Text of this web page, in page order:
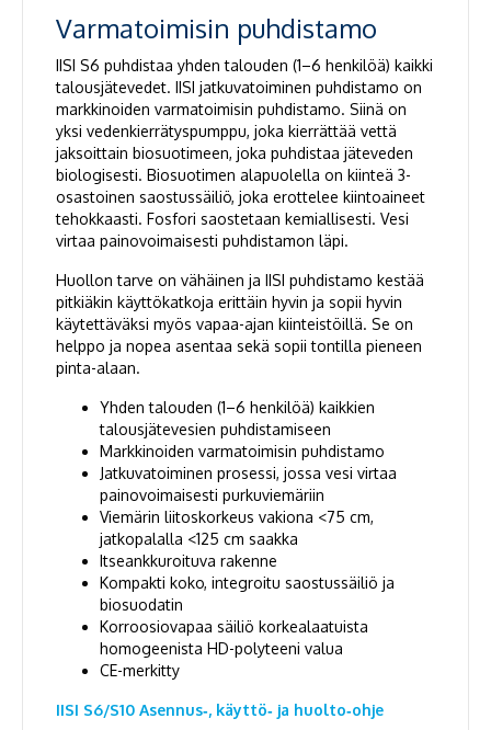
Varmatoimisin puhdistamo
IISI S6 puhdistaa yhden talouden (1–6 henkilöä) kaikki
talousjätevedet. IISI jatkuvatoiminen puhdistamo on
markkinoiden varmatoimisin puhdistamo. Siinä on
yksi vedenkierrätyspumppu, joka kierrättää vettä
jaksoittain biosuotimeen, joka puhdistaa jäteveden
biologisesti. Biosuotimen alapuolella on kiinteä 3-
osastoinen saostussäiliö, joka erottelee kiintoaineet
tehokkaasti. Fosfori saostetaan kemiallisesti. Vesi
virtaa painovoimaisesti puhdistamon läpi.
Huollon tarve on vähäinen ja IISI puhdistamo kestää
pitkiäkin käyttökatkoja erittäin hyvin ja sopii hyvin
käytettäväksi myös vapaa-ajan kiinteistöillä. Se on
helppo ja nopea asentaa sekä sopii tontilla pieneen
pinta-alaan.
Yhden talouden (1–6 henkilöä) kaikkien
talousjätevesien puhdistamiseen
Markkinoiden varmatoimisin puhdistamo
Jatkuvatoiminen prosessi, jossa vesi virtaa
painovoimaisesti purkuviemäriin
Viemärin liitoskorkeus vakiona <75 cm,
jatkopalalla <125 cm saakka
Itseankkuroituva rakenne
Kompakti koko, integroitu saostussäiliö ja
biosuodatin
Korroosiovapaa säiliö korkealaatuista
homogeenista HD-polyteeni valua
CE-merkitty
IISI S6/S10 Asennus‐, käyttö‐ ja huolto‐ohje